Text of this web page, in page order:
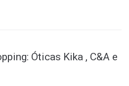
Óticas Kika , C&A e